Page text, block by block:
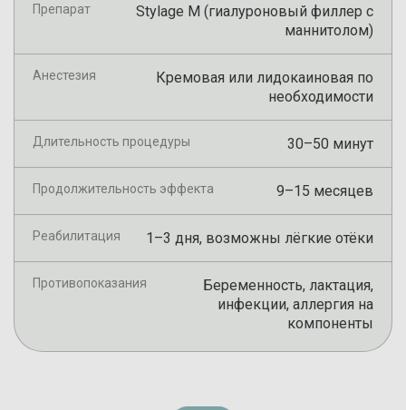
Препарат
Stylage M (гиалуроновый филлер с
маннитолом)
Анестезия
Кремовая или лидокаиновая по
необходимости
Длительность процедуры 30–50 минут
Продолжительность эффекта 9–15 месяцев
Реабилитация 1–3 дня, возможны лёгкие отёки
Противопоказания
Беременность, лактация,
инфекции, аллергия на
компоненты